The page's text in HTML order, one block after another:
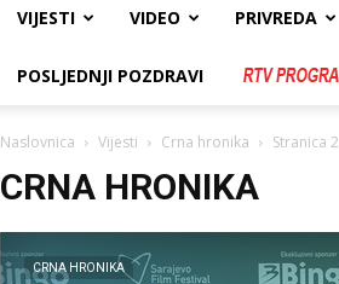
VIJESTI VIDEO PRIVREDA
POSLJEDNJI POZDRAVI
Naslovnica Vijesti Crna hronika Stranica 2
CRNA HRONIKA
CRNA HRONIKA